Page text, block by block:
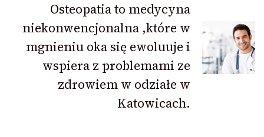
Osteopatia to medycyna
niekonwencjonalna ,które w
mgnieniu oka się ewoluuje i
wspiera z problemami ze
zdrowiem w odziałe w
Katowicach.